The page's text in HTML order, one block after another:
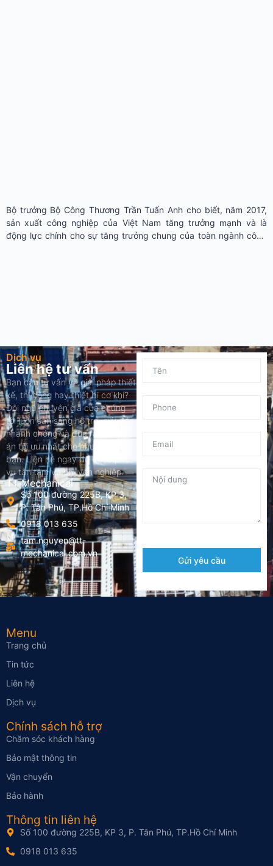
Dịch vụ
Liên hệ tư vấn
Bạn cần tư vấn về giải pháp thiết
kế, thi công hay thiết bị cơ khí?
Đội ngũ chuyên gia của chúng
tôi luôn sẵn sàng hỗ trợ, giải đáp
nhanh chóng và đưa ra phương
án tối ưu nhất cho nhu cầu của
bạn. Liên hệ ngay để được phục
vụ tận tâm và chuyên nghiệp.
TT Mechanical
Số 100 đường 225B, KP 3,
P. Tân Phú, TP.Hồ Chí Minh
0918 013 635
tam.nguyen@tt-
mechanical.com.vn
Gửi yêu cầu
Menu
Trang chủ
Tin tức
Liên hệ
Dịch vụ
Chính sách hỗ trợ
Chăm sóc khách hàng
Bảo mật thông tin
Vận chuyển
Bảo hành
Thông tin liên hệ
Số 100 đường 225B, KP 3, P. Tân Phú, TP.Hồ Chí Minh
0918 013 635